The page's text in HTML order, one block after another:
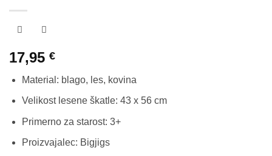
17,95 €
Material: blago, les, kovina
Velikost lesene škatle: 43 x 56 cm
Primerno za starost: 3+
Proizvajalec: Bigjigs